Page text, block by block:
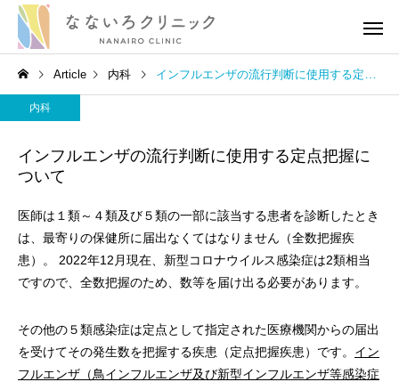
［医師解説］生活習慣の修
のか？
血圧の薬を飲み続ける
りやすく伝えます
Article 内科 インフルエンザの流行判断に使用する定点把握について
内科
インフルエンザの流行判断に使用する定点把握に
ついて
医師は１類～４類及び５類の一部に該当する患者を診断したとき
は、最寄りの保健所に届出なくてはなりません（全数把握疾
患）。 2022年12月現在、新型コロナウイルス感染症は2類相当
ですので、全数把握のため、数等を届け出る必要があります。
その他の５類感染症は定点として指定された医療機関からの届出
を受けてその発生数を把握する疾患（定点把握疾患）です。 イン
フルエンザ（鳥インフルエンザ及び新型インフルエンザ等感染症